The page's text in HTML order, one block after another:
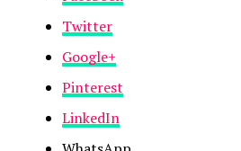
Twitter
Google+
Pinterest
LinkedIn